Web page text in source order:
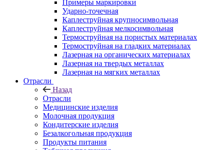
Примеры маркировки
Ударно-точечная
Каплеструйная крупносимвольная
Каплеструйная мелкосимвольная
Термоструйная на пористых материалах
Термоструйная на гладких материалах
Лазерная на органических материалах
Лазерная на твердых металлах
Лазерная на мягких металлах
Отрасли
Назад
Отрасли
Медицинские изделия
Молочная продукция
Кондитерские изделия
Безалкогольная продукция
Продукты питания